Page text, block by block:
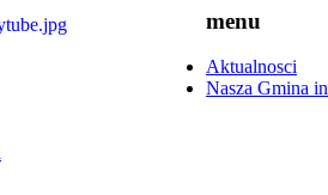
menu
Aktualnosci
Nasza Gmina